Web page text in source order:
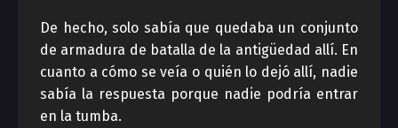
De hecho, solo sabía que quedaba un conjunto
de armadura de batalla de la antigüedad allí. En
cuanto a cómo se veía o quién lo dejó allí, nadie
sabía la respuesta porque nadie podría entrar
en la tumba.